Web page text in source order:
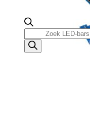
Producten
zoeken